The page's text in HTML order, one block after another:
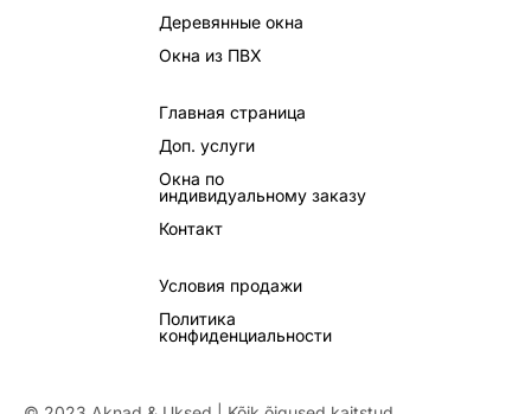
Деревянные окна
Окна из ПВХ
Главная страница
Доп. услуги
Окна по
индивидуальному заказу
Контакт
Условия продажи
Политика
конфиденциальности